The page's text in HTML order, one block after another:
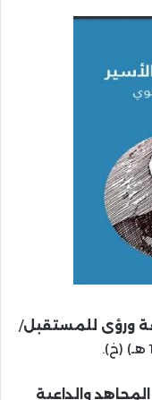
ورؤى للمستقبل/
والداعية